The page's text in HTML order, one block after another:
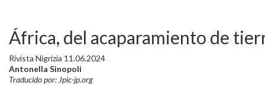
África, del acaparamiento de
Rivista Nigrizia 11.06.2024
Antonella Sinopoli
Traducido por: Jpic-jp.org